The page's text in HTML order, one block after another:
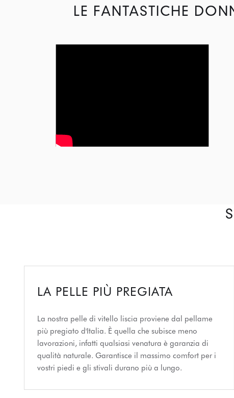
LE FANTASTICHE
LA PELLE PIÙ PREGIATA
La nostra pelle di vitello liscia proviene dal pellame
più pregiato d'Italia. È quella che subisce meno
lavorazioni, infatti qualsiasi venatura è garanzia di
qualità naturale. Garantisce il massimo comfort per i
vostri piedi e gli stivali durano più a lungo.